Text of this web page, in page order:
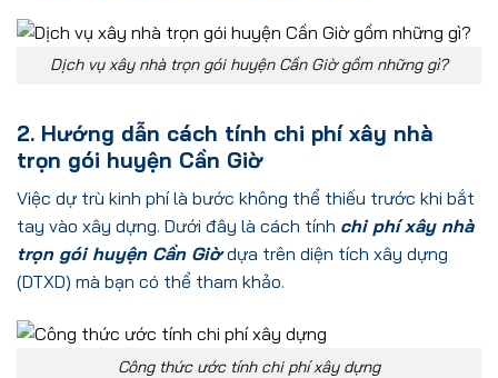
Dịch vụ xây nhà trọn gói huyện Cần Giờ gồm những gì?
2. Hướng dẫn cách tính chi phí xây nhà
trọn gói huyện Cần Giờ
Việc dự trù kinh phí là bước không thể thiếu trước khi bắt
tay vào xây dựng. Dưới đây là cách tính chi phí xây nhà
trọn gói huyện Cần Giờdựa trên diện tích xây dựng
(DTXD) mà bạn có thể tham khảo.
Công thức ước tính chi phí xây dựng